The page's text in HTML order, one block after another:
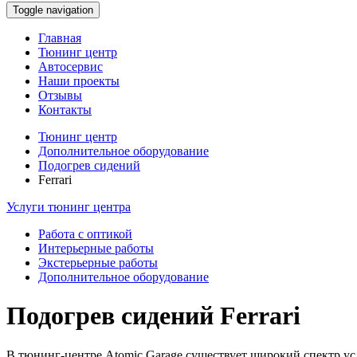
Toggle navigation
Главная
Тюнинг центр
Автосервис
Наши проекты
Отзывы
Контакты
Тюнинг центр
Дополнительное оборудование
Подогрев сидений
Ferrari
Услуги тюнинг центра
Работа с оптикой
Интерьерные работы
Экстерьерные работы
Дополнительное оборудование
Подогрев сидений Ferrari